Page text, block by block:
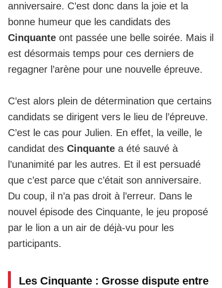
anniversaire. C’est donc dans la joie et la
bonne humeur que les candidats des
Cinquante ont passée une belle soirée. Mais il
est désormais temps pour ces derniers de
regagner l’arène pour une nouvelle épreuve.
C’est alors plein de détermination que certains
candidats se dirigent vers le lieu de l’épreuve.
C’est le cas pour Julien. En effet, la veille, le
candidat des Cinquante a été sauvé à
l’unanimité par les autres. Et il est persuadé
que c’est parce que c’était son anniversaire.
Du coup, il n’a pas droit à l’erreur. Dans le
nouvel épisode des Cinquante, le jeu proposé
par le lion a un air de déjà-vu pour les
participants.
Les Cinquante : Grosse dispute entre